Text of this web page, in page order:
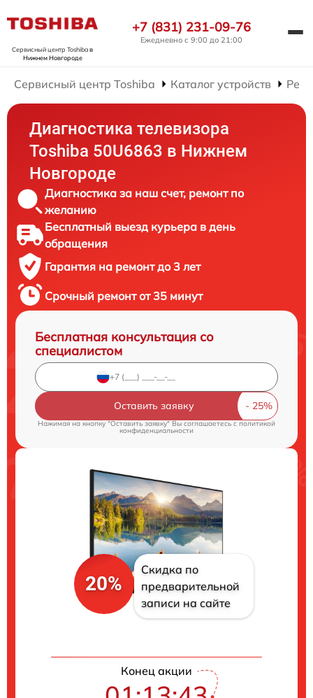
Сервисный центр Toshibaв
Нижнем Новгороде
+7 (831) 231-09-76
Ежедневно с 9:00 до 21:00
Сервисный центр Toshiba Каталог устройств
Диагностика телевизора
Toshiba 50U6863 в Нижнем
Новгороде
Диагностика за наш счет, ремонт по
желанию
Бесплатный выезд курьера в день
обращения
Гарантия на ремонт до 3 лет
Срочный ремонт от 35 минут
Бесплатная консультация со
специалистом
Оставить заявку
Нажимая на кнопку "Оставить заявку" Вы соглашаетесь cполитикой
конфиденциальности
20%
Скидка по
предварительной
записи на сайте
Конец акции